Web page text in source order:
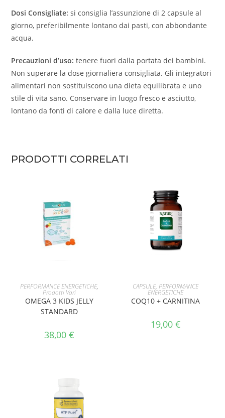
Dosi Consigliate:si consiglia l’assunzione di 2 capsule al
giorno, preferibilmente lontano dai pasti, con abbondante
acqua.
Precauzioni d’uso:tenere fuori dalla portata dei bambini.
Non superare la dose giornaliera consigliata. Gli integratori
alimentari non sostituiscono una dieta equilibrata e uno
stile di vita sano. Conservare in luogo fresco e asciutto,
lontano da fonti di calore e dalla luce diretta.
PRODOTTI CORRELATI
AGGIUNGI AL CARRELLO
PERFORMANCE ENERGETICHE,
Prodotti Vari
OMEGA 3 KIDS JELLY
STANDARD
38,00€
AGGIUNGI AL CARRELLO
CAPSULE,PERFORMANCE
ENERGETICHE
COQ10 + CARNITINA
19,00 €